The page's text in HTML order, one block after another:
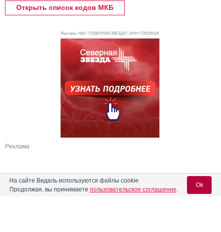
Открыть список кодов МКБ
Реклама. НАО "СЕВЕРНАЯ ЗВЕЗДА", ИНН 7720185196
Реклама
На сайте Видаль используются файлы cookie
Продолжая, вы принимаете пользовательское соглашение.
Ok